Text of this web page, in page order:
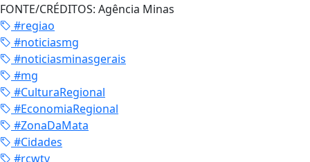
FONTE/CRÉDITOS: Agência Minas
#regiao
#noticiasmg
#noticiasminasgerais
#mg
#CulturaRegional
#EconomiaRegional
#ZonaDaMata
#Cidades
#rcwtv